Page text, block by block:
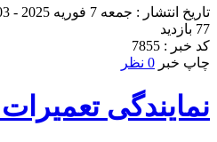
تاریخ انتشار : جمعه 7 فوریه 2025 - 7:03
77 بازدید
کد خبر : 7855
چاپ خبر 0 نظر
نمایندگی تعمیرات